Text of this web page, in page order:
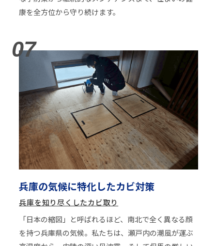
康を全方位から守り続けます。
07
兵庫の気候に特化したカビ対策
兵庫を知り尽くしたカビ取り
「日本の縮図」と呼ばれるほど、南北で全く異なる顔
を持つ兵庫県の気候。私たちは、瀬戸内の潮風が運ぶ